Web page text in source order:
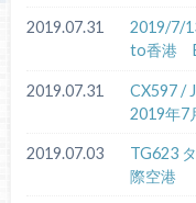
2019.07.31
2019/7/
to香港
2019.07.31
CX597 /
2019年
2019.07.03
TG623
際空港